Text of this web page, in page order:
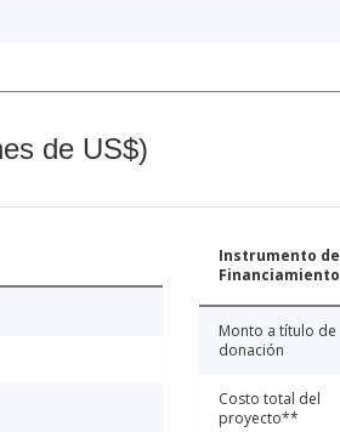
de US$)
Instrumento de
Financiamiento
Monto a título de
donación
Costo total del
proyecto**